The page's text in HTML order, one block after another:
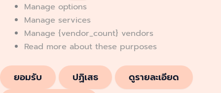
Manage options
Manage services
Manage {vendor_count} vendors
Read more about these purposes
ยอมรับ ปฏิเสธ
ดูรายละเอียด